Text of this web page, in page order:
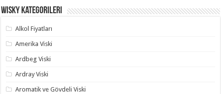
Wisky Kategorileri
Alkol Fiyatları
Amerika Viski
Ardbeg Viski
Ardray Viski
Aromatik ve Gövdeli Viski